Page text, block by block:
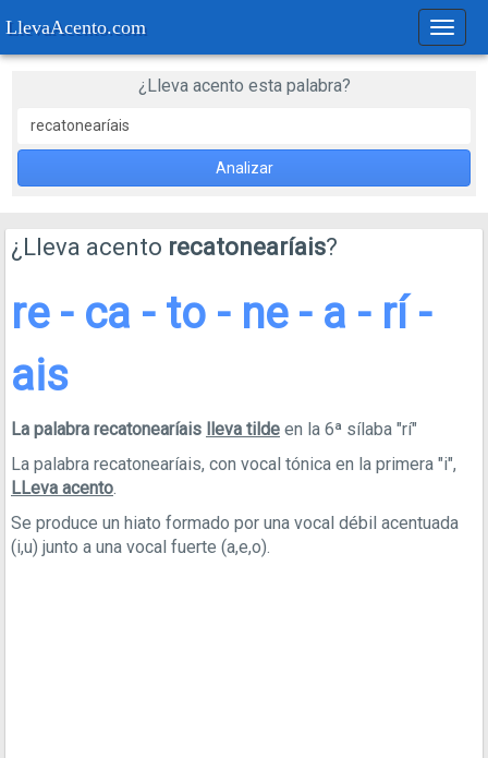
LlevaAcento.com
de
¿Lleva acento esta palabra?
Analizar
¿Lleva acento recatonearíais?
re - ca - to - ne - a - rí -
ais
La palabra recatonearíais lleva tilde en la 6ª sílaba "rí"
La palabra recatonearíais, con vocal tónica en la primera "i",
LLeva acento.
Se produce un hiato formado por una vocal débil acentuada
(i,u) junto a una vocal fuerte (a,e,o).